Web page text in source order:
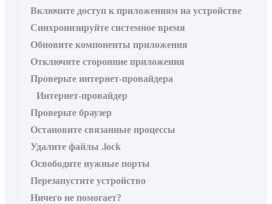
Включите доступ к приложениям на устройстве
Синхронизируйте системное время
Обновите компоненты приложения
Отключите сторонние приложения
Проверьте интернет-провайдера
Интернет-провайдер
Проверьте браузер
Остановите связанные процессы
Удалите файлы .lock
Освободите нужные порты
Перезапустите устройство
Ничего не помогает?